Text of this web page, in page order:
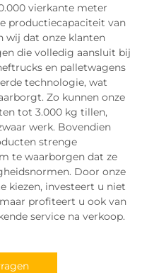
vierkante meter
productiecapaciteit van
wij dat onze klanten
die volledig aansluit bij
en palletwagens
technologie, wat
Zo kunnen onze
tot 3.000 kg tillen,
werk. Bovendien
strenge
te waarborgen dat ze
Door onze
kiezen, investeert u niet
profiteert u ook van
service na verkoop.